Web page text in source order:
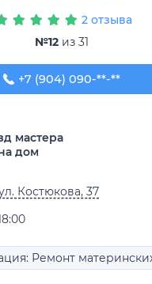
2 отзыва
№12 из 31
+7 (904) 090-96-94
+7 (904) 090-**-**
мастера
дом
Костюкова, 37
Ремонт